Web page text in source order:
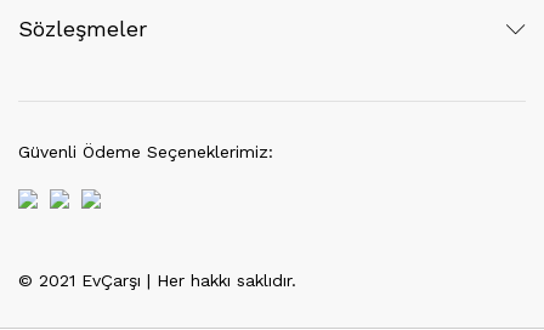
Sözleşmeler
© 2021 EvÇarşı | Her hakkı saklıdır.
Güvenli Ödeme Seçeneklerimiz: